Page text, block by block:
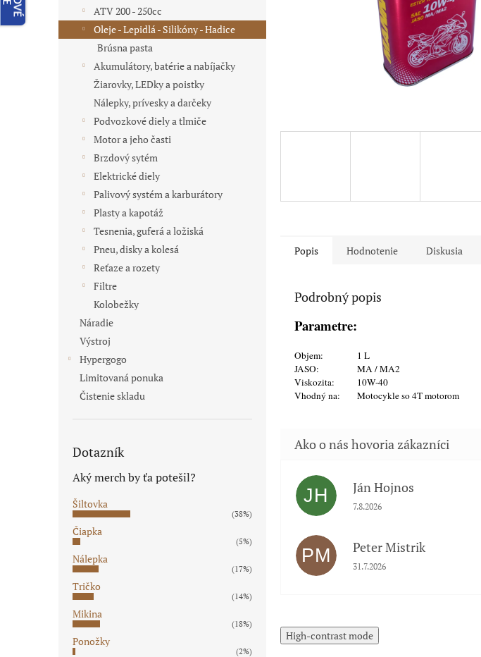
ATV 200 - 250cc
Oleje - Lepidlá - Silikóny - Hadice
Brúsna pasta
Akumulátory, batérie a nabíjačky
Žiarovky, LEDky a poistky
Nálepky, prívesky a darčeky
Podvozkové diely a tlmiče
Motor a jeho časti
Brzdový sytém
Elektrické diely
Palivový systém a karburátory
Plasty a kapotáž
Tesnenia, guferá a ložiská
Pneu, disky a kolesá
Reťaze a rozety
Filtre
Kolobežky
Náradie
Výstroj
Hypergogo
Limitovaná ponuka
Čistenie skladu
Dotazník
Aký merch by ťa potešil?
Šiltovka
(38%)
Čiapka
(5%)
Nálepka
(17%)
Tričko
(14%)
Mikina
(18%)
Ponožky
(2%)
Popis Hodnotenie Diskusia
Podrobný popis
Parametre:
Objem:
1 L
JASO:
MA / MA2
Viskozita:
10W-40
Vhodný na:
Motocykle so 4T motorom
JH Ján Hojnos
Hodnotenie obchodu je 5 z 5
7.8.2026
PM Peter Mistrik
Hodnotenie obchodu je 5 z 5
31.7.2026
High-contrast mode